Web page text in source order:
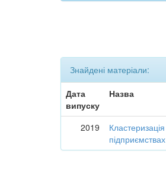
Знайдені матеріали:
Дата
випуску
Назва
2019